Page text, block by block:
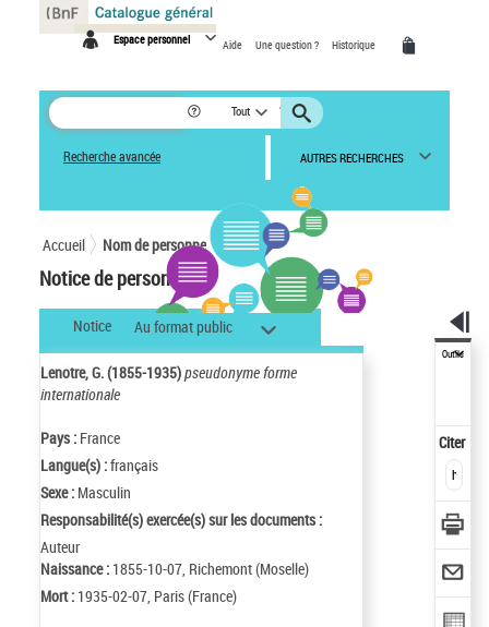
Espace personnel Aide Une question ? Historique
Tout
Recherche avancée AUTRES RECHERCHES
Accueil Nom de personne
Notice de personne
Notice Au format public
Lenotre, G. (1855-1935)pseudonyme forme
internationale
Pays : France
Langue(s) :français
Sexe : Masculin
Responsabilité(s) exercée(s) sur les documents :
Auteur
Naissance : 1855-10-07, Richemont (Moselle)
Mort : 1935-02-07, Paris (France)
Outils
Citer
Panneau de gestion des cookies